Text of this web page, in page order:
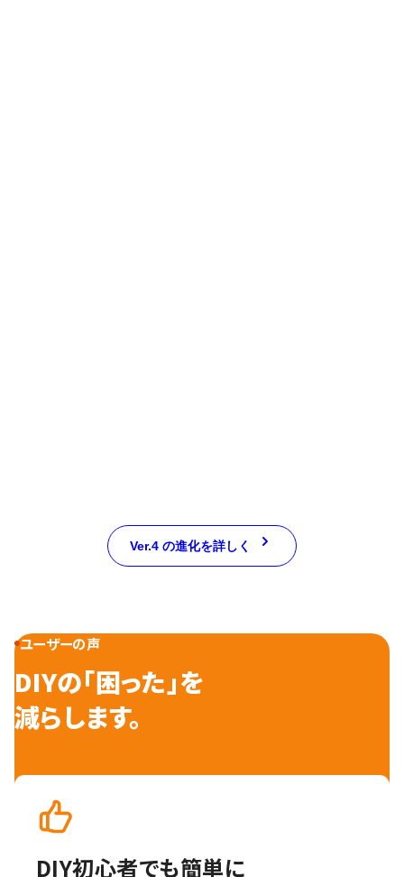
Ver.4 の進化を詳しく
ユーザーの声
DIYの「困った」を
減らします。
DIY初心者でも簡単に